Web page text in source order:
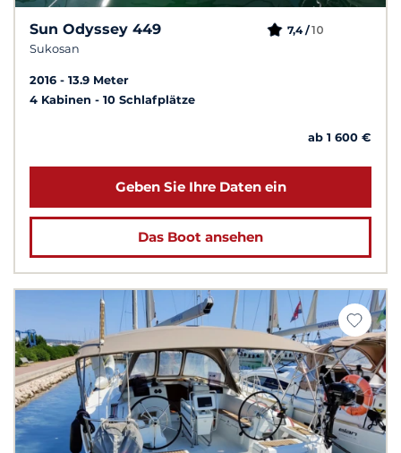
Sun Odyssey 449
Sukosan
7,4 /10
2016
13.9 Meter
4 Kabinen
10 Schlafplätze
ab 1 600 €
Geben Sie Ihre Daten ein
Das Boot ansehen